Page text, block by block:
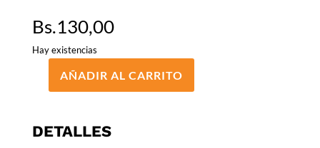
Bs.130,00
Hay existencias
HOTWHEELS
AND
AÑADIR AL CARRITO
DETALLES